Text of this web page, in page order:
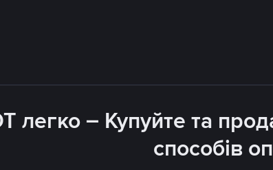
легко – Купуйте та
способів